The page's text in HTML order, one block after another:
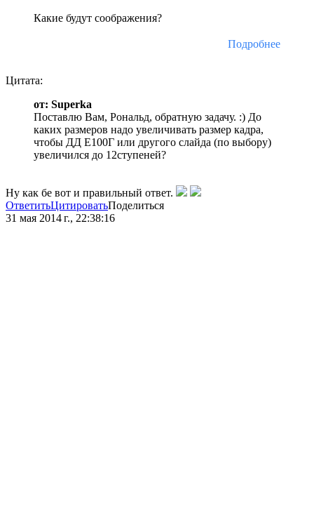
Какие будут соображения?
Подробнее
Цитата:
от: Superka
Поставлю Вам, Рональд, обратную задачу. :) До
каких размеров надо увеличивать размер кадра,
чтобы ДД Е100Г или другого слайда (по выбору)
увеличился до 12ступеней?
Ну как бе вот и правильный ответ.
ОтветитьЦитироватьПоделиться
31 мая 2014 г., 22:38:16